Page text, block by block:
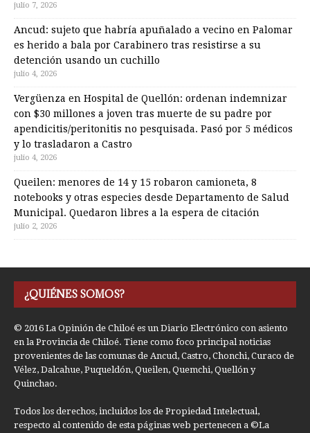
julio 7, 2026
Ancud: sujeto que habría apuñalado a vecino en Palomar
es herido a bala por Carabinero tras resistirse a su
detención usando un cuchillo
julio 4, 2026
Vergüenza en Hospital de Quellón: ordenan indemnizar
con $30 millones a joven tras muerte de su padre por
apendicitis/peritonitis no pesquisada. Pasó por 5 médicos
y lo trasladaron a Castro
julio 4, 2026
Queilen: menores de 14 y 15 robaron camioneta, 8
notebooks y otras especies desde Departamento de Salud
Municipal. Quedaron libres a la espera de citación
julio 2, 2026
¿QUIÉNES SOMOS?
© 2016 La Opinión de Chiloé es un Diario Electrónico con asiento
en la Provincia de Chiloé. Tiene como foco principal noticias
provenientes de las comunas de Ancud, Castro, Chonchi, Curaco de
Vélez, Dalcahue, Puqueldón, Queilen, Quemchi, Quellón y
Quinchao.
Todos los derechos, incluidos los de Propiedad Intelectual,
respecto al contenido de esta páginas web pertenecen a ©La